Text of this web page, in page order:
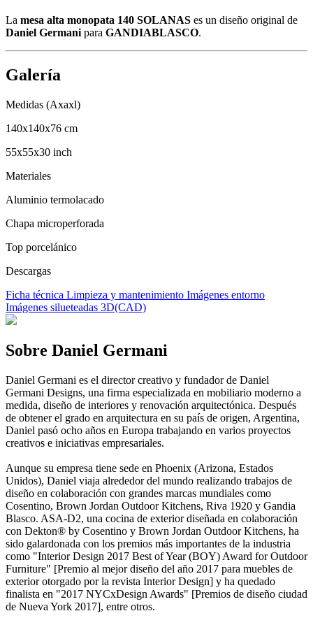
La mesa alta monopata 140 SOLANAS es un diseño original de
Daniel Germani para GANDIABLASCO.
Galería
Medidas (Axaxl)
140x140x76 cm
55x55x30 inch
Materiales
Aluminio termolacado
Chapa microperforada
Top porcelánico
Descargas
Ficha técnica Limpieza y mantenimiento Imágenes entorno
Imágenes silueteadas 3D(CAD)
Sobre Daniel Germani
Daniel Germani es el director creativo y fundador de Daniel
Germani Designs, una firma especializada en mobiliario moderno a
medida, diseño de interiores y renovación arquitectónica. Después
de obtener el grado en arquitectura en su país de origen, Argentina,
Daniel pasó ocho años en Europa trabajando en varios proyectos
creativos e iniciativas empresariales.
Aunque su empresa tiene sede en Phoenix (Arizona, Estados
Unidos), Daniel viaja alrededor del mundo realizando trabajos de
diseño en colaboración con grandes marcas mundiales como
Cosentino, Brown Jordan Outdoor Kitchens, Riva 1920 y Gandia
Blasco. ASA-D2, una cocina de exterior diseñada en colaboración
con Dekton® by Cosentino y Brown Jordan Outdoor Kitchens, ha
sido galardonada con los premios más importantes de la industria
como "Interior Design 2017 Best of Year (BOY) Award for Outdoor
Furniture" [Premio al mejor diseño del año 2017 para muebles de
exterior otorgado por la revista Interior Design] y ha quedado
finalista en "2017 NYCxDesign Awards" [Premios de diseño ciudad
de Nueva York 2017], entre otros.